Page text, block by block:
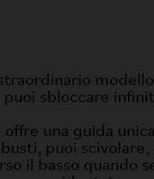
sbloccare
una guida
puoi
il basso quando